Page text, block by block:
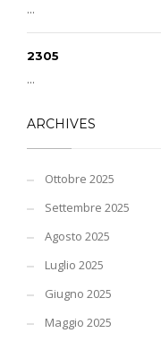
...
2305
...
ARCHIVES
Ottobre 2025
Settembre 2025
Agosto 2025
Luglio 2025
Giugno 2025
Maggio 2025